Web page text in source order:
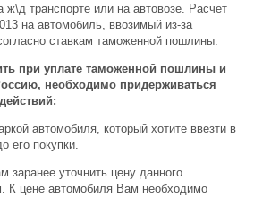
ж\д транспорте или на автовозе. Расчет
на автомобиль, ввозимый из-за
ставкам таможенной пошлины.
при уплате таможенной пошлины и
необходимо придерживаться
автомобиля, который хотите ввезти в
его покупки.
заранее уточнить цену данного
К цене автомобиля Вам необходимо